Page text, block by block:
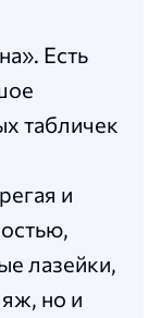
Есть
табличек
и
лазейки,
но и